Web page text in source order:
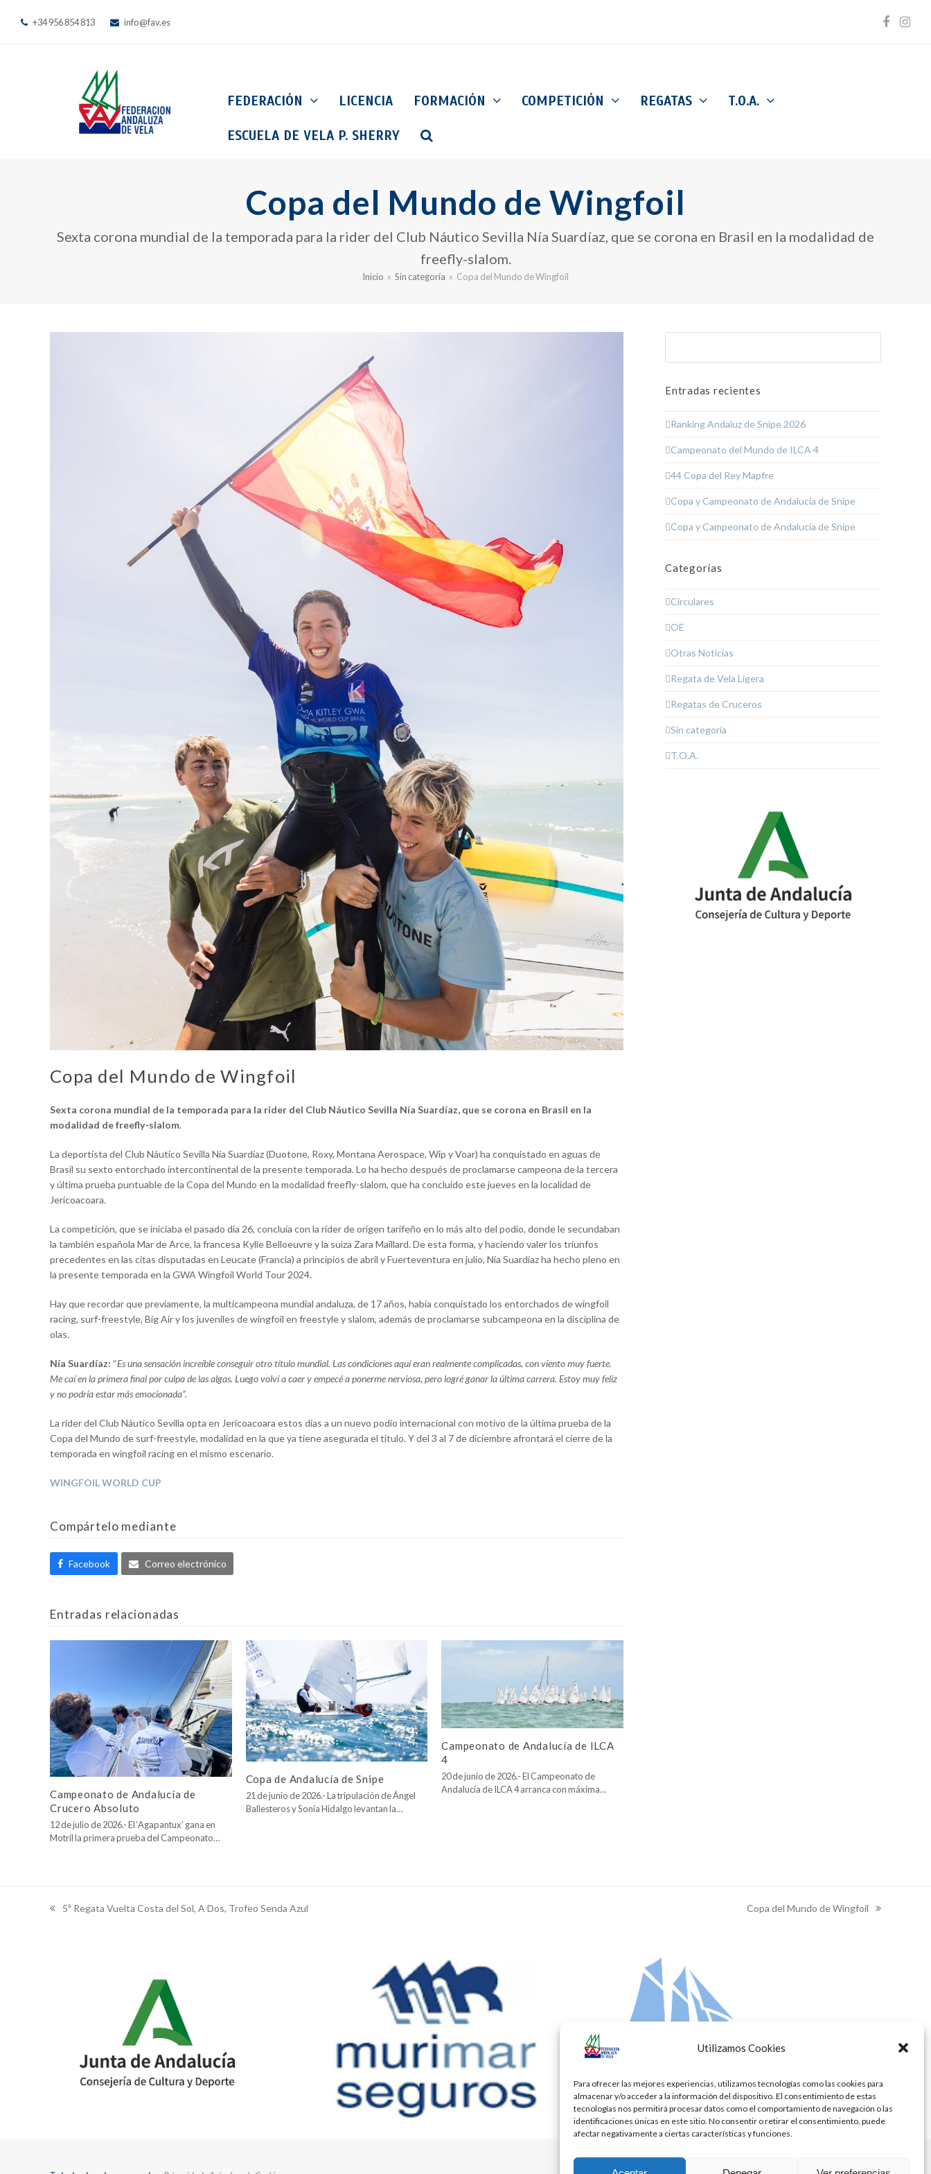
Utilizamos Cookies
Para ofrecer las mejores experiencias, utilizamos tecnologías como las cookies para
almacenar y/o acceder a la información del dispositivo. El consentimiento de estas
tecnologías nos permitirá procesar datos como el comportamiento de navegación o las
identificaciones únicas en este sitio. No consentir o retirar el consentimiento, puede
afectar negativamente a ciertas características y funciones.
+34 956 854 813 info@fav.es
FEDERACIÓN LICENCIA FORMACIÓN COMPETICIÓN REGATAS T.O.A.
ESCUELA DE VELA P. SHERRY
Copa del Mundo de Wingfoil
Sexta corona mundial de la temporada para la rider del Club Náutico Sevilla Nía Suardíaz, que se corona en Brasil en la modalidad de
freefly-slalom.
Inicio » Sin categoría » Copa del Mundo de Wingfoil
Copa del Mundo de Wingfoil
Sexta corona mundial de la temporada para la rider del Club Náutico Sevilla Nía Suardíaz, que se corona en Brasil en la
modalidad de freefly-slalom.
La deportista del Club Náutico Sevilla Nía Suardíaz (Duotone, Roxy, Montana Aerospace, Wip y Voar) ha conquistado en aguas de
Brasil su sexto entorchado intercontinental de la presente temporada. Lo ha hecho después de proclamarse campeona de la tercera
y última prueba puntuable de la Copa del Mundo en la modalidad freefly-slalom, que ha concluido este jueves en la localidad de
Jericoacoara.
La competición, que se iniciaba el pasado día 26, concluía con la rider de origen tarifeño en lo más alto del podio, donde le secundaban
la también española Mar de Arce, la francesa Kylie Belloeuvre y la suiza Zara Maillard. De esta forma, y haciendo valer los triunfos
precedentes en las citas disputadas en Leucate (Francia) a principios de abril y Fuerteventura en julio, Nía Suardíaz ha hecho pleno en
la presente temporada en la GWA Wingfoil World Tour 2024.
Hay que recordar que previamente, la multicampeona mundial andaluza, de 17 años, había conquistado los entorchados de wingfoil
racing, surf-freestyle, Big Air y los juveniles de wingfoil en freestyle y slalom, además de proclamarse subcampeona en la disciplina de
olas.
Nía Suardíaz: “Es una sensación increíble conseguir otro título mundial. Las condiciones aquí eran realmente complicadas, con viento muy fuerte.
Me caí en la primera final por culpa de las algas. Luego volví a caer y empecé a ponerme nerviosa, pero logré ganar la última carrera. Estoy muy feliz
y no podría estar más emocionada”.
La rider del Club Náutico Sevilla opta en Jericoacoara estos días a un nuevo podio internacional con motivo de la última prueba de la
Copa del Mundo de surf-freestyle, modalidad en la que ya tiene asegurada el título. Y del 3 al 7 de diciembre afrontará el cierre de la
temporada en wingfoil racing en el mismo escenario.
WINGFOIL WORLD CUP
Compártelo mediante
Facebook Correo electrónico
Entradas relacionadas
Campeonato de Andalucía de
Crucero Absoluto
12 de julio de 2026.- El ‘Agapantux’ gana en
Motril la primera prueba del Campeonato…
Copa de Andalucía de Snipe
21 de junio de 2026.- La tripulación de Ángel
Ballesteros y Sonia Hidalgo levantan la…
Campeonato de Andalucía de ILCA
4
20 de junio de 2026.- El Campeonato de
Andalucía de ILCA 4 arranca con máxima…
Entradas recientes
Ranking Andaluz de Snipe 2026
Campeonato del Mundo de ILCA 4
44 Copa del Rey Mapfre
Copa y Campeonato de Andalucía de Snipe
Copa y Campeonato de Andalucía de Snipe
Categorías
Circulares
OE
Otras Noticias
Regata de Vela Ligera
Regatas de Cruceros
Sin categoría
T.O.A.
previous
5ª Regata Vuelta Costa del Sol, A Dos, Trofeo Senda Azul
next
Copa del Mundo de Wingfoil